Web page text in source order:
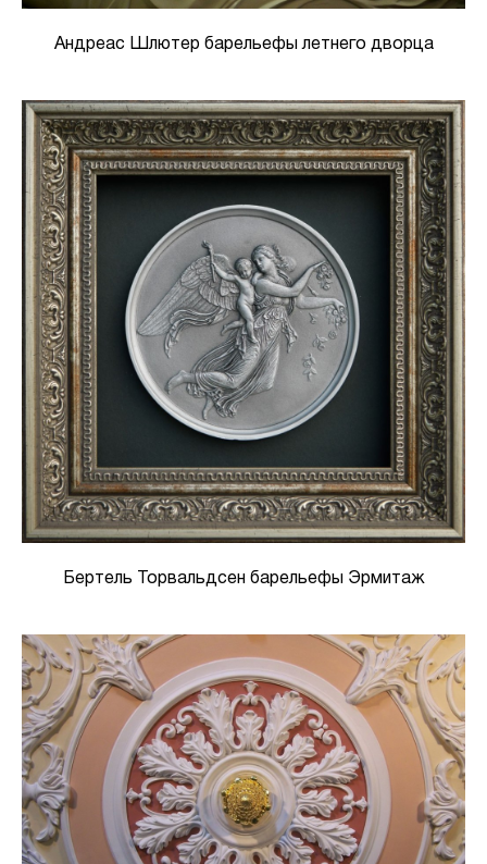
Андреас Шлютер барельефы летнего дворца
Бертель Торвальдсен барельефы Эрмитаж